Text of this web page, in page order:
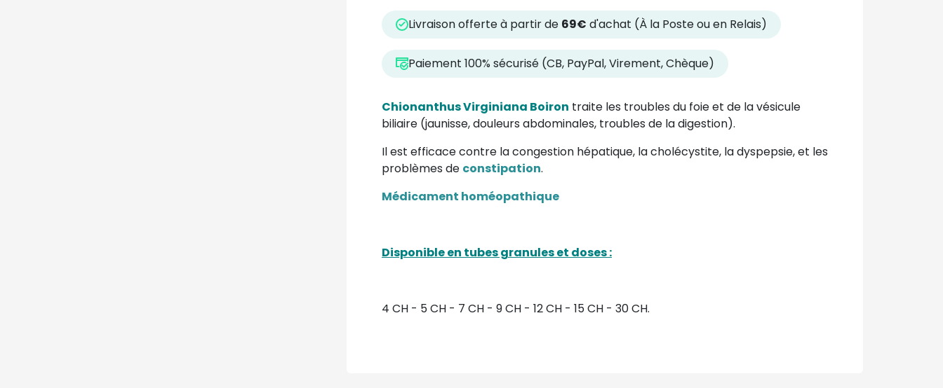
Livraison offerte à partir de 69€ d'achat (À la Poste ou en Relais)
Paiement 100% sécurisé (CB, PayPal, Virement, Chèque)
Chionanthus Virginiana Boiron traite les troubles du foie et de la vésicule
biliaire (jaunisse, douleurs abdominales, troubles de la digestion).
Il est efficace contre la congestion hépatique, la cholécystite, la dyspepsie, et les
problèmes de constipation.
Médicament homéopathique
Disponible en tubes granules et doses :
4 CH - 5 CH - 7 CH - 9 CH - 12 CH - 15 CH - 30 CH.